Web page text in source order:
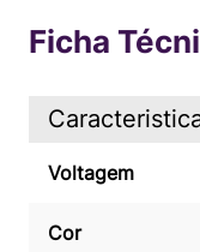
Ficha
Voltagem
Cor